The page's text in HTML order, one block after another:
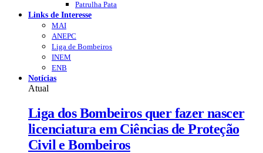
Patrulha Pata
Links de Interesse
MAI
ANEPC
Liga de Bombeiros
INEM
ENB
Notícias
Atual
Liga dos Bombeiros quer fazer nascer
licenciatura em Ciências de Proteção
Civil e Bombeiros